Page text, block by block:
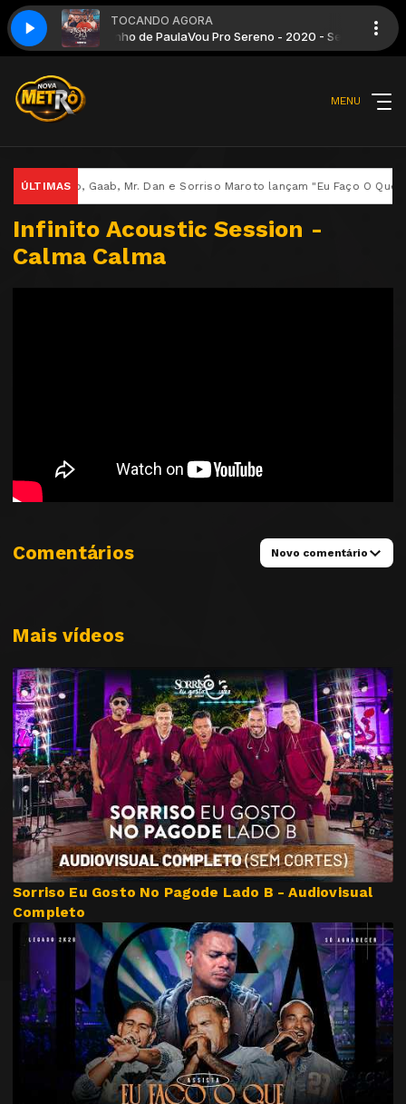
TOCANDO AGORA
- Netinho de PaulaVou Pro Sereno - 2020 - Se a Fila Andar -
MENU
ÚLTIMAS
Gaab, Mr. Dan e Sorriso Maroto lançam "Eu Faço O Que" no projeto
Infinito Acoustic Session -
Calma Calma
Mais vídeos
Sorriso Eu Gosto No Pagode Lado B - Audiovisual
Completo
Comentários Novo comentário